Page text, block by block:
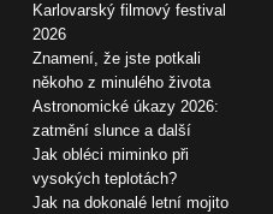
Karlovarský filmový festival
2026
Znamení, že jste potkali
někoho z minulého života
Astronomické úkazy 2026:
zatmění slunce a další
Jak obléci miminko při
vysokých teplotách?
Jak na dokonalé letní mojito